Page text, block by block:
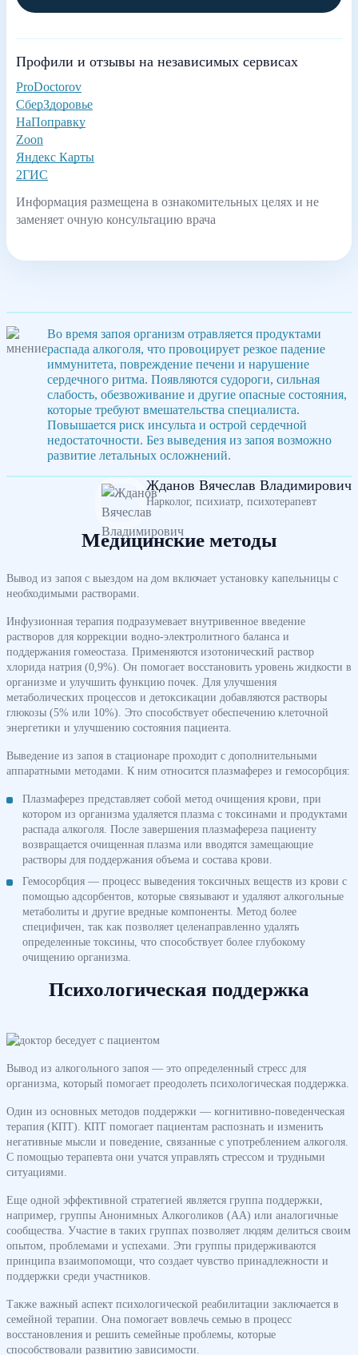
Профили и отзывы на независимых сервисах
ProDoctorov
СберЗдоровье
НаПоправку
Zoon
Яндекс Карты
2ГИС
Информация размещена в ознакомительных целях и не
заменяет очную консультацию врача
Во время запоя организм отравляется продуктами
распада алкоголя, что провоцирует резкое падение
иммунитета, повреждение печени и нарушение
сердечного ритма. Появляются судороги, сильная
слабость, обезвоживание и другие опасные состояния,
которые требуют вмешательства специалиста.
Повышается риск инсульта и острой сердечной
недостаточности. Без выведения из запоя возможно
развитие летальных осложнений.
Жданов Вячеслав Владимирович
Нарколог, психиатр, психотерапевт
Медицинские методы
Вывод из запоя с выездом на дом включает установку капельницы с
необходимыми растворами.
Инфузионная терапия подразумевает внутривенное введение
растворов для коррекции водно-электролитного баланса и
поддержания гомеостаза. Применяются изотонический раствор
хлорида натрия (0,9%). Он помогает восстановить уровень жидкости в
организме и улучшить функцию почек. Для улучшения
метаболических процессов и детоксикации добавляются растворы
глюкозы (5% или 10%). Это способствует обеспечению клеточной
энергетики и улучшению состояния пациента.
Выведение из запоя в стационаре проходит с дополнительными
аппаратными методами. К ним относится плазмаферез и гемосорбция:
Плазмаферез представляет собой метод очищения крови, при
котором из организма удаляется плазма с токсинами и продуктами
распада алкоголя. После завершения плазмафереза пациенту
возвращается очищенная плазма или вводятся замещающие
растворы для поддержания объема и состава крови.
Гемосорбция — процесс выведения токсичных веществ из крови с
помощью адсорбентов, которые связывают и удаляют алкогольные
метаболиты и другие вредные компоненты. Метод более
специфичен, так как позволяет целенаправленно удалять
определенные токсины, что способствует более глубокому
очищению организма.
Психологическая поддержка
Вывод из алкогольного запоя — это определенный стресс для
организма, который помогает преодолеть психологическая поддержка.
Один из основных методов поддержки — когнитивно-поведенческая
терапия (КПТ). КПТ помогает пациентам распознать и изменить
негативные мысли и поведение, связанные с употреблением алкоголя.
С помощью терапевта они учатся управлять стрессом и трудными
ситуациями.
Еще одной эффективной стратегией является группа поддержки,
например, группы Анонимных Алкоголиков (AA) или аналогичные
сообщества. Участие в таких группах позволяет людям делиться своим
опытом, проблемами и успехами. Эти группы придерживаются
принципа взаимопомощи, что создает чувство принадлежности и
поддержки среди участников.
Также важный аспект психологической реабилитации заключается в
семейной терапии. Она помогает вовлечь семью в процесс
восстановления и решить семейные проблемы, которые
способствовали развитию зависимости.